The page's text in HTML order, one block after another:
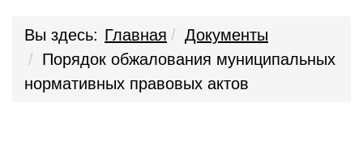
Вы здесь: Главная
Документы
Порядок обжалования муниципальных
нормативных правовых актов